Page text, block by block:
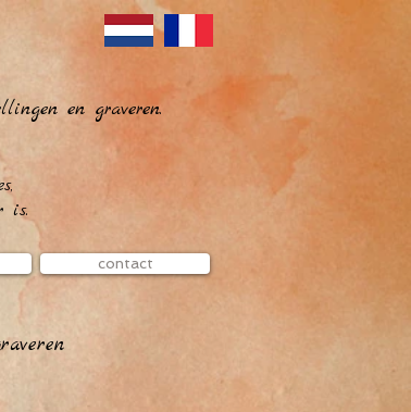
en graveren.
is.
contact